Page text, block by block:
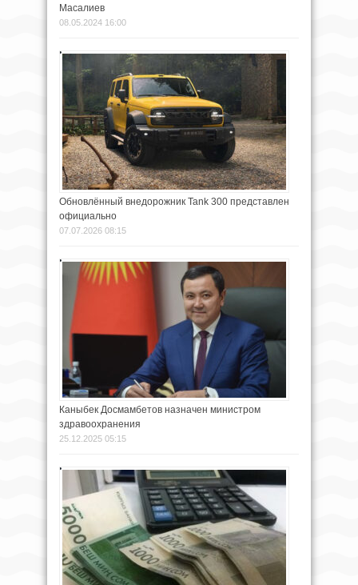
Масалиев
08.05.2024 16:00
Обновлённый внедорожник Tank 300 представлен
официально
07.07.2026 08:15
Каныбек Досмамбетов назначен министром
здравоохранения
25.12.2025 05:15